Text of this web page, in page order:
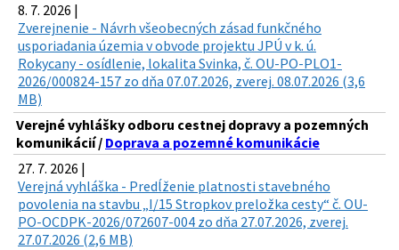
8. 7. 2026 |
Zverejnenie - Návrh všeobecných zásad funkčného
usporiadania územia v obvode projektu JPÚ v k. ú.
Rokycany - osídlenie, lokalita Svinka, č. OU-PO-PLO1-
2026/000824-157 zo dňa 07.07.2026, zverej. 08.07.2026 (3,6
MB)
Verejné vyhlášky odboru cestnej dopravy a pozemných
komunikácií / Doprava a pozemné komunikácie
27. 7. 2026 |
Verejná vyhláška - Predĺženie platnosti stavebného
povolenia na stavbu „I/15 Stropkov preložka cesty“ č. OU-
PO-OCDPK-2026/072607-004 zo dňa 27.07.2026, zverej.
27.07.2026 (2,6 MB)